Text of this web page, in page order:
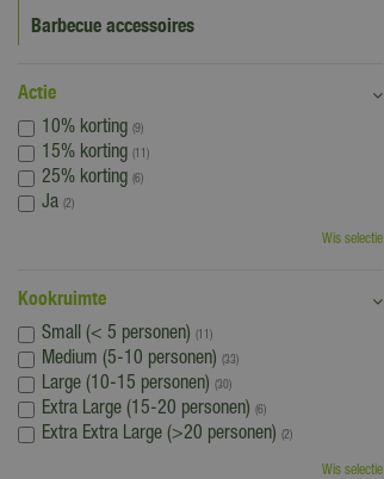
Barbecue accessoires
Actie
10% korting (9)
15% korting (11)
25% korting (6)
Ja (2)
Wis selectie
Kookruimte
Small (< 5 personen) (11)
Medium (5-10 personen) (33)
Large (10-15 personen) (30)
Extra Large (15-20 personen) (6)
Extra Extra Large (>20 personen) (2)
Wis selectie